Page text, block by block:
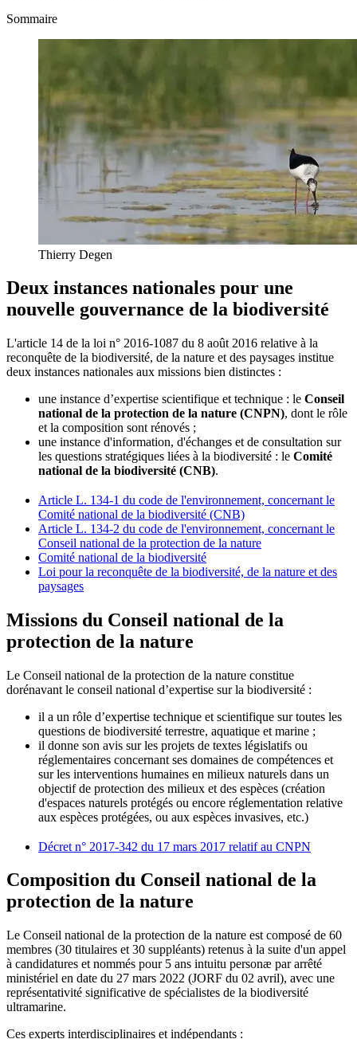
Sommaire
Thierry Degen
Deux instances nationales pour une
nouvelle gouvernance de la biodiversité
L'article 14 de la loi n° 2016-1087 du 8 août 2016 relative à la
reconquête de la biodiversité, de la nature et des paysages institue
deux instances nationales aux missions bien distinctes :
une instance d’expertise scientifique et technique : le Conseil
national de la protection de la nature (CNPN), dont le rôle
et la composition sont rénovés ;
une instance d'information, d'échanges et de consultation sur
les questions stratégiques liées à la biodiversité : le Comité
national de la biodiversité (CNB).
Article L. 134-1 du code de l'environnement, concernant le
Comité national de la biodiversité (CNB)
Article L. 134-2 du code de l'environnement, concernant le
Conseil national de la protection de la nature
Comité national de la biodiversité
Loi pour la reconquête de la biodiversité, de la nature et des
paysages
Missions du Conseil national de la
protection de la nature
Le Conseil national de la protection de la nature constitue
dorénavant le conseil national d’expertise sur la biodiversité :
il a un rôle d’expertise technique et scientifique sur toutes les
questions de biodiversité terrestre, aquatique et marine ;
il donne son avis sur les projets de textes législatifs ou
réglementaires concernant ses domaines de compétences et
sur les interventions humaines en milieux naturels dans un
objectif de protection des milieux et des espèces (création
d'espaces naturels protégés ou encore réglementation relative
aux espèces protégées, ou aux espèces invasives, etc.)
Décret n° 2017-342 du 17 mars 2017 relatif au CNPN
Composition du Conseil national de la
protection de la nature
Le Conseil national de la protection de la nature est composé de 60
membres (30 titulaires et 30 suppléants) retenus à la suite d'un appel
à candidatures et nommés pour 5 ans intuitu personæ par arrêté
ministériel en date du 27 mars 2022 (JORF du 02 avril), avec une
représentativité significative de spécialistes de la biodiversité
ultramarine.
Ces experts interdisciplinaires et indépendants :